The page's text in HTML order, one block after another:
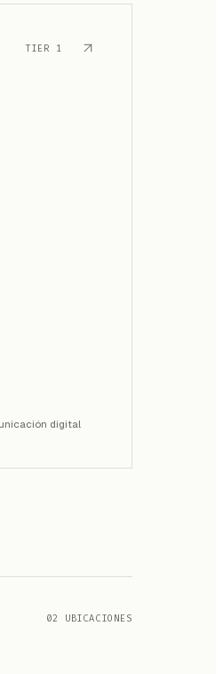
TIER 1
digital
02 UBICACIONES